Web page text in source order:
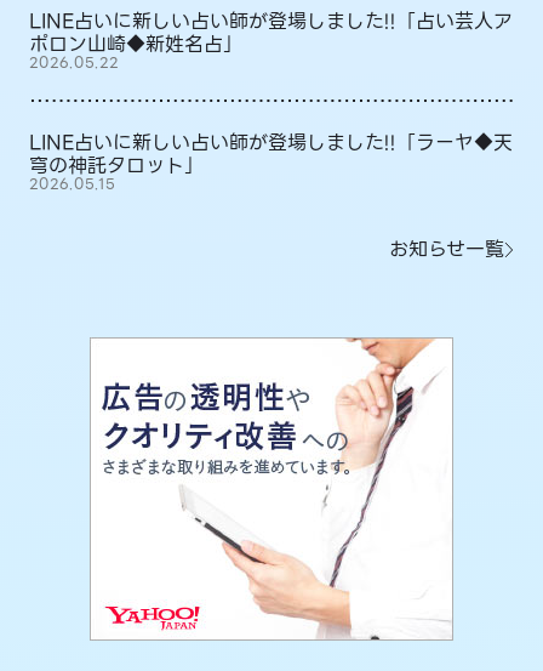
LINE占いに新しい占い師が登場しました!!「占い芸人ア
ポロン山崎◆新姓名占」
2026.05.22
LINE占いに新しい占い師が登場しました!!「ラーヤ◆天
穹の神託タロット」
2026.05.15
お知らせ一覧